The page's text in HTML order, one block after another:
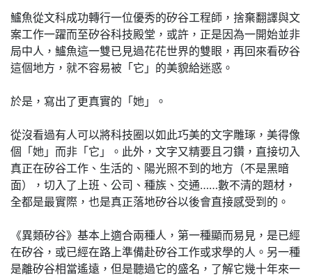
鱸魚從文科成功轉行一位優秀的矽谷工程師，捨棄翻譯與文
案工作一躍而至矽谷科技殿堂，或許，正是因為一開始並非
局中人，鱸魚這一雙已見過花花世界的雙眼，再回來看矽谷
這個地方，就不容易被「它」的美貌給迷惑。
於是，寫出了更真實的「她」。
從沒看過有人可以將科技圈以如此巧美的文字雕琢，美得像
個「她」而非「它」。此外，文字又精要且刁鑽，直接切入
真正在矽谷工作、生活的、陽光照不到的地方（不是黑暗
面），切入了上班、公司、種族、交通……數不清的題材，
全都是最實際，也是真正落地矽谷以後會直接感受到的。
《異類矽谷》基本上適合兩種人，第一種顯而易見，是已經
在矽谷，或已經在路上準備赴矽谷工作或求學的人。另一種
是離矽谷相當遙遠，但是聽過它的盛名，了解它幾十年來一